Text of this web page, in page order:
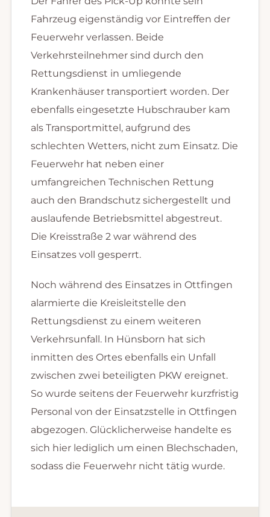
Fahrzeug eigenständig vor Eintreffen der
Feuerwehr verlassen. Beide
Verkehrsteilnehmer sind durch den
Rettungsdienst in umliegende
Krankenhäuser transportiert worden. Der
ebenfalls eingesetzte Hubschrauber kam
als Transportmittel, aufgrund des
schlechten Wetters, nicht zum Einsatz. Die
Feuerwehr hat neben einer
umfangreichen Technischen Rettung
auch den Brandschutz sichergestellt und
auslaufende Betriebsmittel abgestreut.
Die Kreisstraße 2 war während des
Einsatzes voll gesperrt.
Noch während des Einsatzes in Ottfingen
alarmierte die Kreisleitstelle den
Rettungsdienst zu einem weiteren
Verkehrsunfall. In Hünsborn hat sich
inmitten des Ortes ebenfalls ein Unfall
zwischen zwei beteiligten PKW ereignet.
So wurde seitens der Feuerwehr kurzfristig
Personal von der Einsatzstelle in Ottfingen
abgezogen. Glücklicherweise handelte es
sich hier lediglich um einen Blechschaden,
sodass die Feuerwehr nicht tätig wurde.